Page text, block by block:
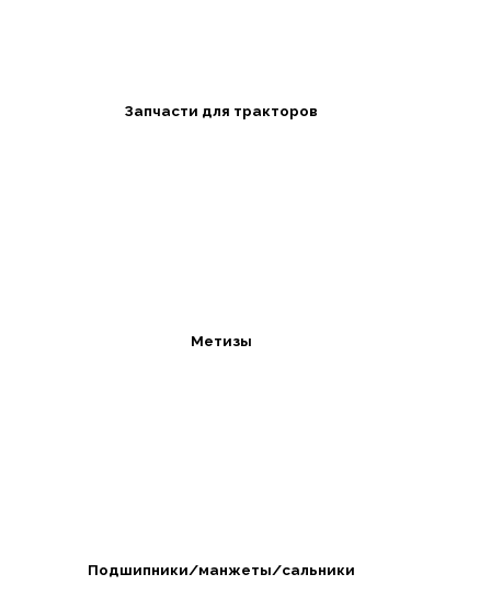
Запчасти для тракторов
Метизы
Подшипники/манжеты/сальники